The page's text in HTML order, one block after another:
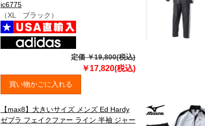
ic6775
（XL ブラック）
定価 ￥19,800(税込)
￥17,820(税込)
買い物かごに入れる
【max8】大きいサイズ メンズ Ed Hardy
ゼブラ フェイクファー ライン 半袖 ジャー